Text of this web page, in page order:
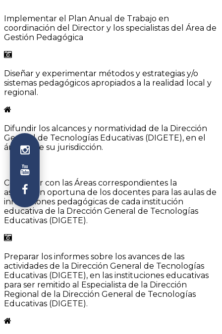
Implementar el Plan Anual de Trabajo en
coordinación del Director y los specialistas del Área de
Gestión Pedagógica
Diseñar y experimentar métodos y estrategias y/o
sistemas pedagógicos apropiados a la realidad local y
regional.
Difundir los alcances y normatividad de la Dirección
General de Tecnologías Educativas (DIGETE), en el
ámbito de su jurisdicción.
Coordinar con las Áreas correspondientes la
asignación oportuna de los docentes para las aulas de
innovaciones pedagógicas de cada institución
educativa de la Drección General de Tecnologías
Educativas (DIGETE).
Preparar los informes sobre los avances de las
actividades de la Dirección General de Tecnologías
Educativas (DIGETE), en las instituciones educativas
para ser remitido al Especialista de la Dirección
Regional de la Dirección General de Tecnologías
Educativas (DIGETE).